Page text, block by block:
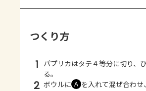
つくり方
1 パプリカはタテ４等分に切り、
る。
2 ボウルに Ａ を入れて混ぜ合わ